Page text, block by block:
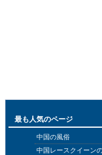
最も人気のページ
中国の風俗
中国レースクイーン